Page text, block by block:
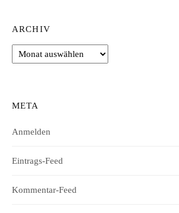
ARCHIV
Archiv
META
Anmelden
Eintrags-Feed
Kommentar-Feed